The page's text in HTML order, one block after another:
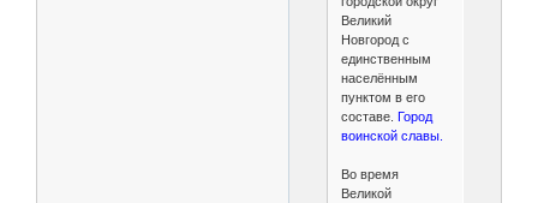
Великий
Новгород c
единственным
населённым
пунктом в его
составе. Город
воинской славы.
Во время
Великой